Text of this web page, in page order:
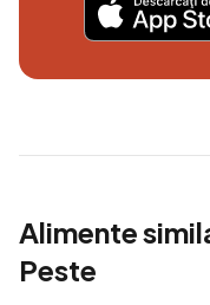
Alimente
Peste